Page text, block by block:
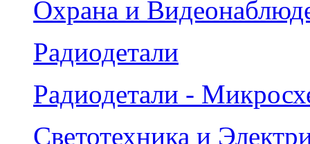
Охрана и
Радиодетали
Радиодетали -
Светотехника и